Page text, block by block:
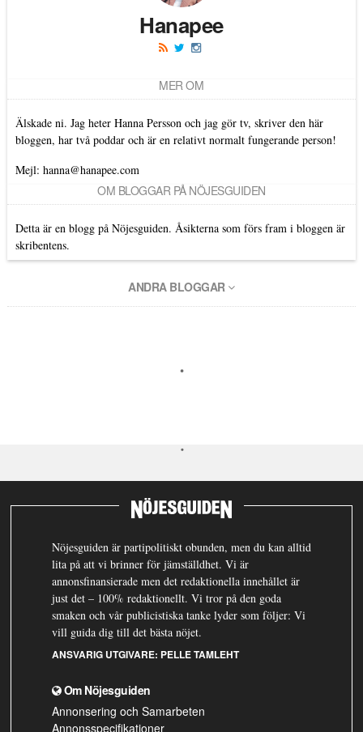
Hanapee
MER OM
Älskade ni. Jag heter Hanna Persson och jag gör tv, skriver den här
bloggen, har två poddar och är en relativt normalt fungerande person!
Mejl: hanna@hanapee.com
OM BLOGGAR PÅ NÖJESGUIDEN
Detta är en blogg på Nöjesguiden. Åsikterna som förs fram i bloggen är
skribentens.
ANDRA BLOGGAR
Nöjesguiden är partipolitiskt obunden, men du kan alltid
lita på att vi brinner för jämställdhet. Vi är
annonsfinansierade men det redaktionella innehållet är
just det – 100% redaktionellt. Vi tror på den goda
smaken och vår publicistiska tanke lyder som följer: Vi
vill guida dig till det bästa nöjet.
ANSVARIG UTGIVARE: PELLE TAMLEHT
Om Nöjesguiden
Annonsering och Samarbeten
Annonsspecifikationer